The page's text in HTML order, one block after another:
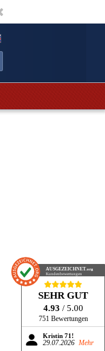
AUSGEZEICHNET.org
Kundenbewertungen
SEHR GUT
4.93 / 5.00
751 Bewertungen
Kristin 71!
29.07.2026 Mehr